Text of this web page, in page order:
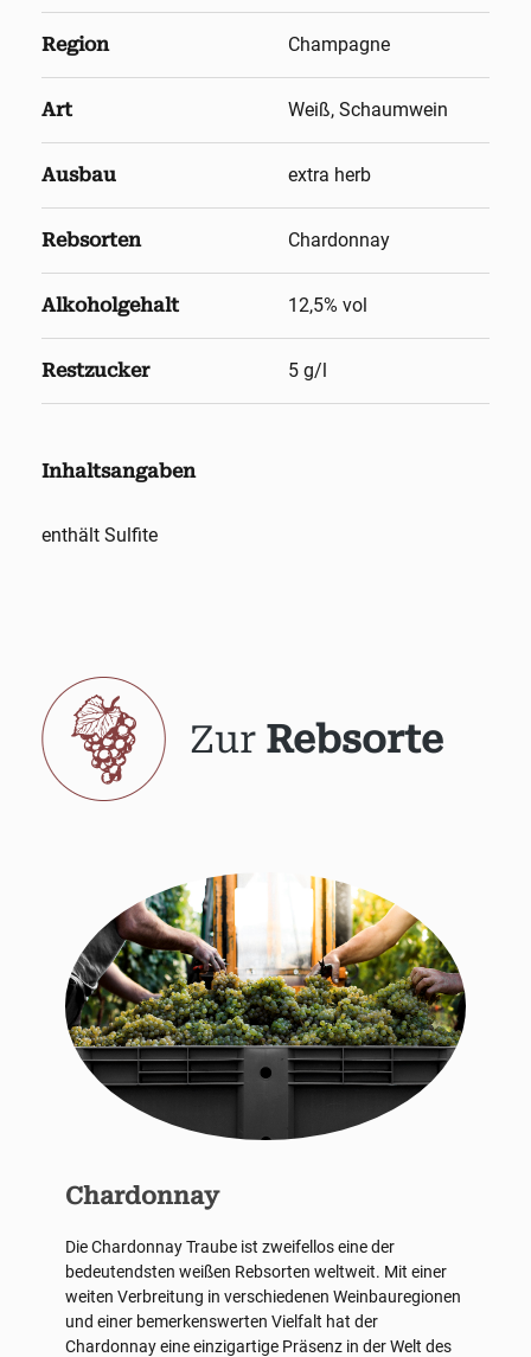
Region Champagne
Art Weiß, Schaumwein
Ausbau extra herb
Rebsorten Chardonnay
Alkoholgehalt 12,5% vol
Restzucker 5 g/l
Inhaltsangaben
enthält Sulfite
Zur Rebsorte
Chardonnay
Die Chardonnay Traube ist zweifellos eine der
bedeutendsten weißen Rebsorten weltweit. Mit einer
weiten Verbreitung in verschiedenen Weinbauregionen
und einer bemerkenswerten Vielfalt hat der
Chardonnay eine einzigartige Präsenz in der Welt des